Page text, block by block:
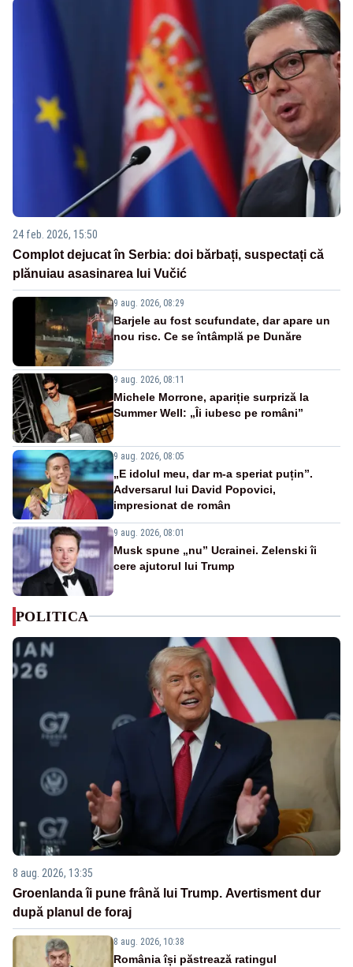
24 feb. 2026, 15:50
Complot dejucat în Serbia: doi bărbați, suspectați că
plănuiau asasinarea lui Vučić
9 aug. 2026, 08:29
Barjele au fost scufundate, dar apare un
nou risc. Ce se întâmplă pe Dunăre
9 aug. 2026, 08:11
Michele Morrone, apariție surpriză la
Summer Well: „Îi iubesc pe români”
9 aug. 2026, 08:05
„E idolul meu, dar m-a speriat puțin”.
Adversarul lui David Popovici,
impresionat de român
9 aug. 2026, 08:01
Musk spune „nu” Ucrainei. Zelenski îi
cere ajutorul lui Trump
POLITICA
8 aug. 2026, 13:35
Groenlanda îi pune frână lui Trump. Avertisment dur
după planul de foraj
8 aug. 2026, 10:38
România își păstrează ratingul